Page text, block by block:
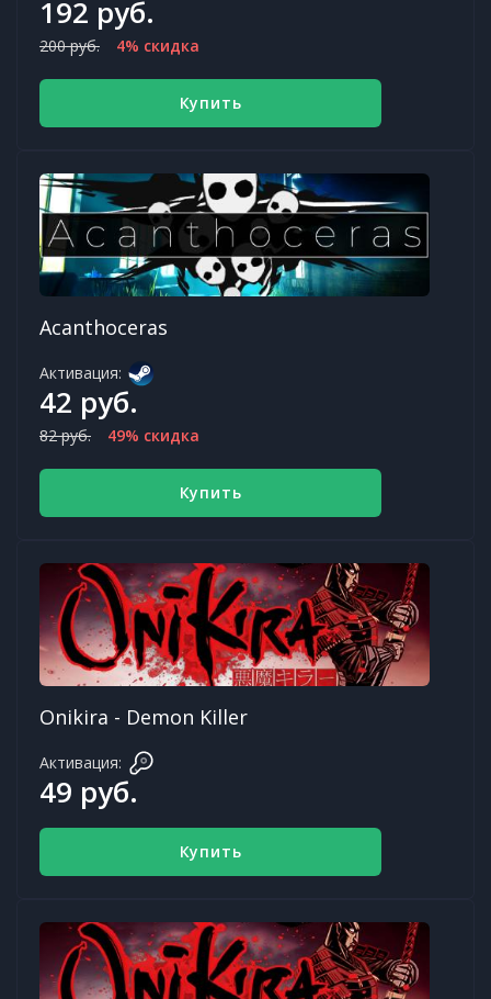
192 руб.
200 руб. 4% скидка
Купить
Acanthoceras
Активация:
42 руб.
82 руб. 49% скидка
Купить
Onikira - Demon Killer
Активация:
49 руб.
Купить